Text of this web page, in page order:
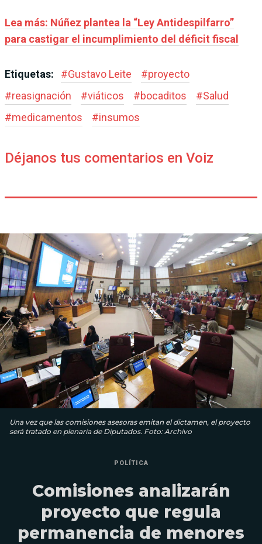
Lea más: Núñez plantea la “Ley Antidespilfarro”
para castigar el incumplimiento del déficit fiscal
Etiquetas: #Gustavo Leite #proyecto
#reasignación #viáticos #bocaditos #Salud
#medicamentos #insumos
Déjanos tus comentarios en Voiz
Una vez que las comisiones asesoras emitan el dictamen, el proyecto
será tratado en plenaria de Diputados. Foto: Archivo
POLÍTICA
Comisiones analizarán
proyecto que regula
permanencia de menores